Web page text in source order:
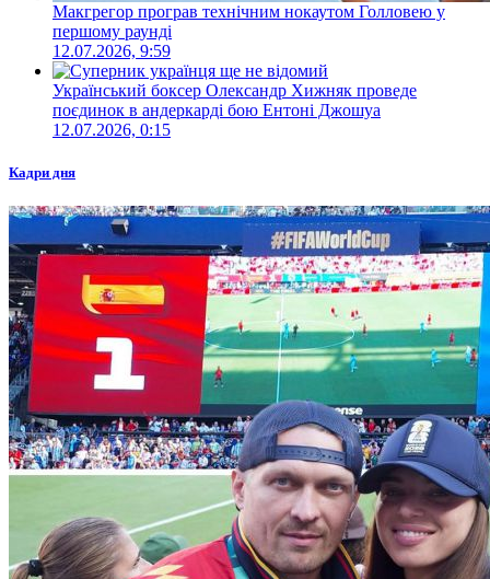
Макгрегор програв технічним нокаутом Голловею у
першому раунді
12.07.2026, 9:59
Український боксер Олександр Хижняк проведе
поєдинок в андеркарді бою Ентоні Джошуа
12.07.2026, 0:15
Кадри дня